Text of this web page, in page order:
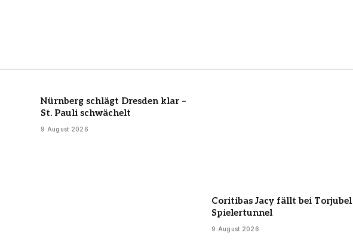
Nürnberg schlägt Dresden klar –
St. Pauli schwächelt
9 August 2026
Coritibas Jacy fällt bei
Spielertunnel
9 August 2026